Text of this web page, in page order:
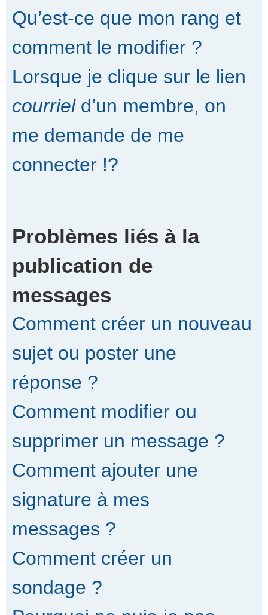
Qu’est-ce que mon rang et
comment le modifier ?
Lorsque je clique sur le lien
courrield’un membre, on
me demande de me
connecter !?
Problèmes liés à la
publication de
messages
Comment créer un nouveau
sujet ou poster une
réponse ?
Comment modifier ou
supprimer un message ?
Comment ajouter une
signature à mes
messages ?
Comment créer un
sondage ?